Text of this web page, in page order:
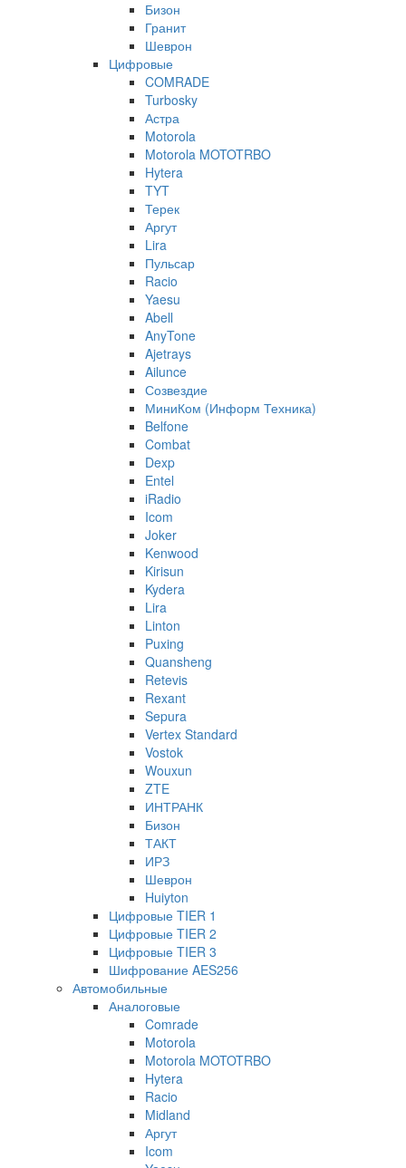
Бизон
Гранит
Шеврон
Цифровые
COMRADE
Turbosky
Астра
Motorola
Motorola MOTOTRBO
Hytera
TYT
Терек
Аргут
Lira
Пульсар
Racio
Yaesu
Abell
AnyTone
Ajetrays
Ailunce
Созвездие
МиниКом (Информ Техника)
Belfone
Combat
Dexp
Entel
iRadio
Icom
Joker
Kenwood
Kirisun
Kydera
Lira
Linton
Puxing
Quansheng
Retevis
Rexant
Sepura
Vertex Standard
Vostok
Wouxun
ZTE
ИНТРАНК
Бизон
ТАКТ
ИРЗ
Шеврон
Huiyton
Цифровые TIER 1
Цифровые TIER 2
Цифровые TIER 3
Шифрование AES256
Автомобильные
Аналоговые
Comrade
Motorola
Motorola MOTOTRBO
Hytera
Racio
Midland
Аргут
Icom